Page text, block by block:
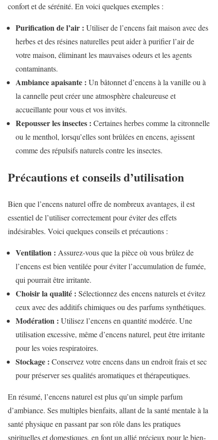
confort et de sérénité. En voici quelques exemples :
Purification de l’air : Utiliser de l’encens fait maison avec des
herbes et des résines naturelles peut aider à purifier l’air de
votre maison, éliminant les mauvaises odeurs et les agents
contaminants.
Ambiance apaisante : Un bâtonnet d’encens à la vanille ou à
la cannelle peut créer une atmosphère chaleureuse et
accueillante pour vous et vos invités.
Repousser les insectes : Certaines herbes comme la citronnelle
ou le menthol, lorsqu’elles sont brûlées en encens, agissent
comme des répulsifs naturels contre les insectes.
Précautions et conseils d’utilisation
Bien que l’encens naturel offre de nombreux avantages, il est
essentiel de l’utiliser correctement pour éviter des effets
indésirables. Voici quelques conseils et précautions :
Ventilation : Assurez-vous que la pièce où vous brûlez de
l’encens est bien ventilée pour éviter l’accumulation de fumée,
qui pourrait être irritante.
Choisir la qualité : Sélectionnez des encens naturels et évitez
ceux avec des additifs chimiques ou des parfums synthétiques.
Modération : Utilisez l’encens en quantité modérée. Une
utilisation excessive, même d’encens naturel, peut être irritante
pour les voies respiratoires.
Stockage : Conservez votre encens dans un endroit frais et sec
pour préserver ses qualités aromatiques et thérapeutiques.
En résumé, l’encens naturel est plus qu’un simple parfum
d’ambiance. Ses multiples bienfaits, allant de la santé mentale à la
santé physique en passant par son rôle dans les pratiques
spirituelles et domestiques, en font un allié précieux pour le bien-